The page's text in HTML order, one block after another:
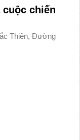
cuộc chiến
Thiên, Đường